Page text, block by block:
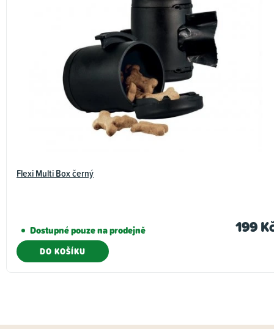
Flexi Multi Box černý
Dostupné pouze na prodejně 199
DO KOŠÍKU